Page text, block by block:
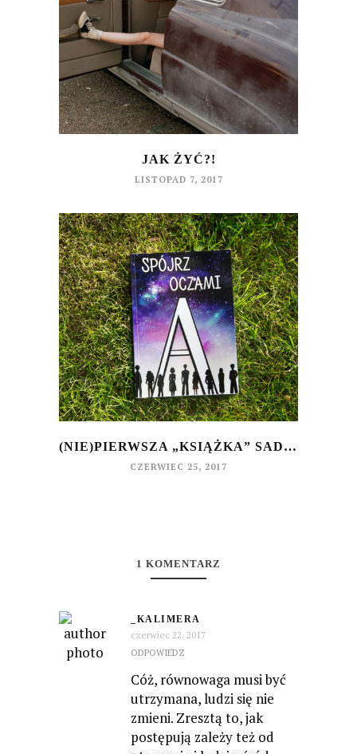
JAK ŻYĆ?!
LISTOPAD 7, 2017
(NIE)PIERWSZA „KSIĄŻKA” SADOWSKICH
CZERWIEC 25, 2017
1 KOMENTARZ
_KALIMERA
czerwiec 22. 2017
ODPOWIEDZ
Cóż, równowaga musi być
utrzymana, ludzi się nie
zmieni. Zresztą to, jak
postępują zależy też od